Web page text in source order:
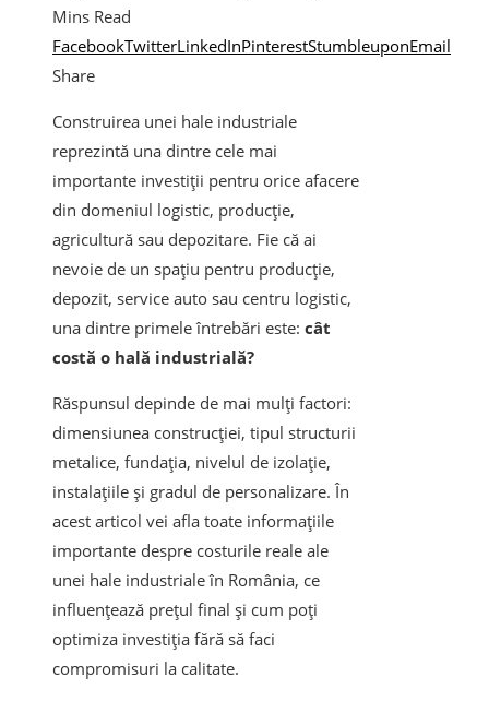
Mins Read
FacebookTwitterLinkedInPinterestStumbleuponEmail
Share
Construirea unei hale industriale
reprezintă una dintre cele mai
importante investiții pentru orice afacere
din domeniul logistic, producție,
agricultură sau depozitare. Fie că ai
nevoie de un spațiu pentru producție,
depozit, service auto sau centru logistic,
una dintre primele întrebări este: cât
costă o hală industrială?
Răspunsul depinde de mai mulți factori:
dimensiunea construcției, tipul structurii
metalice, fundația, nivelul de izolație,
instalațiile și gradul de personalizare. În
acest articol vei afla toate informațiile
importante despre costurile reale ale
unei hale industriale în România, ce
influențează prețul final și cum poți
optimiza investiția fără să faci
compromisuri la calitate.